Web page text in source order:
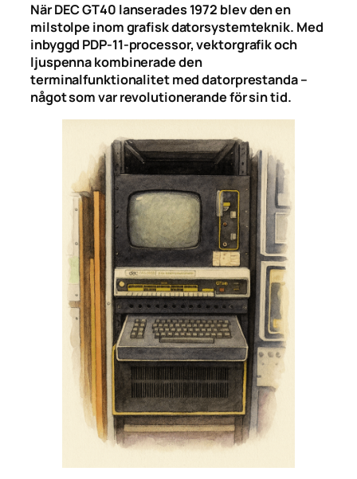
När DEC GT40 lanserades 1972 blev den en
milstolpe inom grafisk datorsystemteknik. Med
inbyggd PDP-11-processor, vektorgrafik och
ljuspenna kombinerade den
terminalfunktionalitet med datorprestanda –
något som var revolutionerande för sin tid.